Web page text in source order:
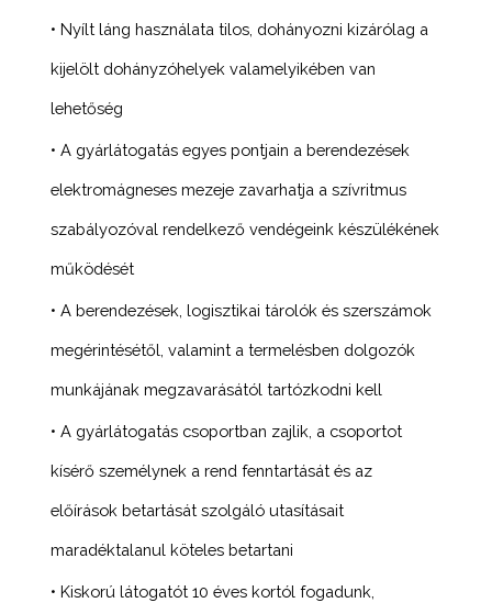
• Nyílt láng használata tilos, dohányozni kizárólag a
kijelölt dohányzóhelyek valamelyikében van
lehetőség
• A gyárlátogatás egyes pontjain a berendezések
elektromágneses mezeje zavarhatja a szívritmus
szabályozóval rendelkező vendégeink készülékének
működését
• A berendezések, logisztikai tárolók és szerszámok
megérintésétől, valamint a termelésben dolgozók
munkájának megzavarásától tartózkodni kell
• A gyárlátogatás csoportban zajlik, a csoportot
kísérő személynek a rend fenntartását és az
előírások betartását szolgáló utasításait
maradéktalanul köteles betartani
• Kiskorú látogatót 10 éves kortól fogadunk,